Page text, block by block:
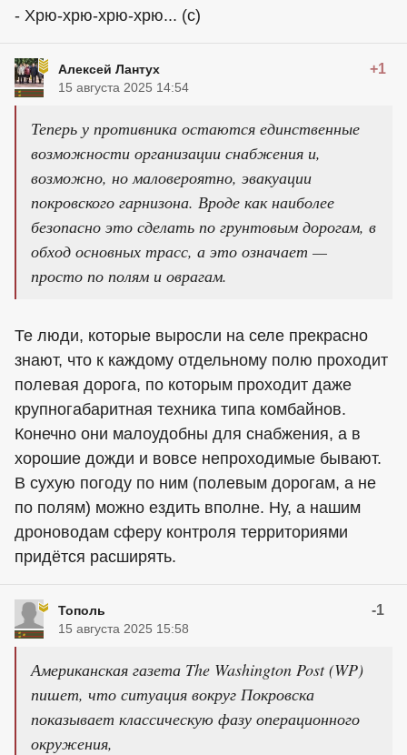
- Хрю-хрю-хрю-хрю... (с)
Алексей Лантух +1
15 августа 2025 14:54
Теперь у противника остаются единственные
возможности организации снабжения и,
возможно, но маловероятно, эвакуации
покровского гарнизона. Вроде как наиболее
безопасно это сделать по грунтовым дорогам, в
обход основных трасс, а это означает —
просто по полям и оврагам.
Те люди, которые выросли на селе прекрасно
знают, что к каждому отдельному полю проходит
полевая дорога, по которым проходит даже
крупногабаритная техника типа комбайнов.
Конечно они малоудобны для снабжения, а в
хорошие дожди и вовсе непроходимые бывают.
В сухую погоду по ним (полевым дорогам, а не
по полям) можно ездить вполне. Ну, а нашим
дроноводам сферу контроля территориями
придётся расширять.
Тополь -1
15 августа 2025 15:58
Американская газета The Washington Post (WP)
пишет, что ситуация вокруг Покровска
показывает классическую фазу операционного
окружения,